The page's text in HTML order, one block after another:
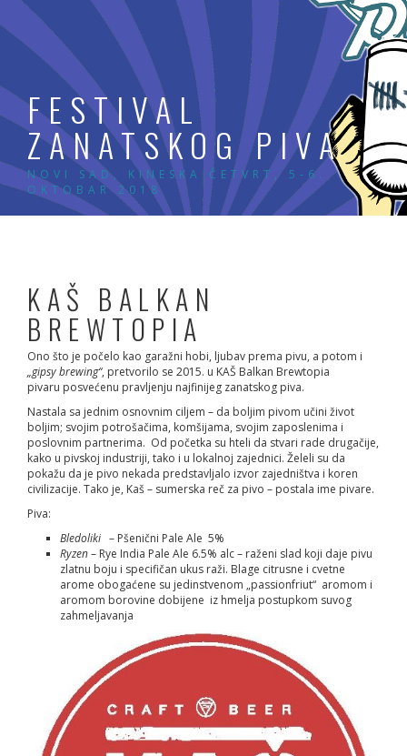
Skip
to
content
FESTIVAL
ZANATSKOG PIVA
NOVI SAD, KINESKA ČETVRT, 5-6.
OKTOBAR 2018
KAŠ BALKAN
BREWTOPIA
Ono što je počelo kao garažni hobi, ljubav prema pivu, a potom i
„gipsy brewing“, pretvorilo se 2015. u KAŠ Balkan Brewtopia
pivaru posvećenu pravljenju najfinijeg zanatskog piva.
Nastala sa jednim osnovnim ciljem – da boljim pivom učini život
boljim; svojim potrošačima, komšijama, svojim zaposlenima i
poslovnim partnerima. Od početka su hteli da stvari rade drugačije,
kako u pivskoj industriji, tako i u lokalnoj zajednici. Želeli su da
pokažu da je pivo nekada predstavljalo izvor zajedništva i koren
civilizacije. Tako je, Kaš – sumerska reč za pivo – postala ime pivare.
Piva:
Bledoliki – Pšenični Pale Ale 5%
Ryzen– Rye India Pale Ale 6.5% alc – raženi slad koji daje pivu
zlatnu boju i specifičan ukus raži. Blage citrusne i cvetne
arome obogaćene su jedinstvenom „passionfriut“ aromom i
aromom borovine dobijene iz hmelja postupkom suvog
zahmeljavanja